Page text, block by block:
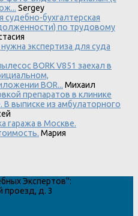
Sergey
бухгалтерская
по трудовому
экспертиза для суда
BORK V851 заехал в
BOR... Михаил
препаратов в клинике
выписке из амбулаторного
гаража в Москве.
Мария
Экспертов":
проезд, д. 3